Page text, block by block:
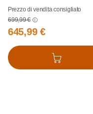
Prezzo di vendita consigliato
699,99 €
645,99 €
Aggiungi al carrello